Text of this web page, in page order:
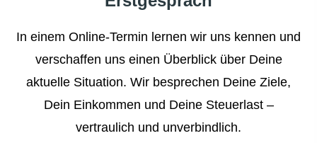
In einem Online-Termin lernen wir uns kennen und
verschaffen uns einen Überblick über Deine
aktuelle Situation. Wir besprechen Deine Ziele,
Dein Einkommen und Deine Steuerlast –
vertraulich und unverbindlich.